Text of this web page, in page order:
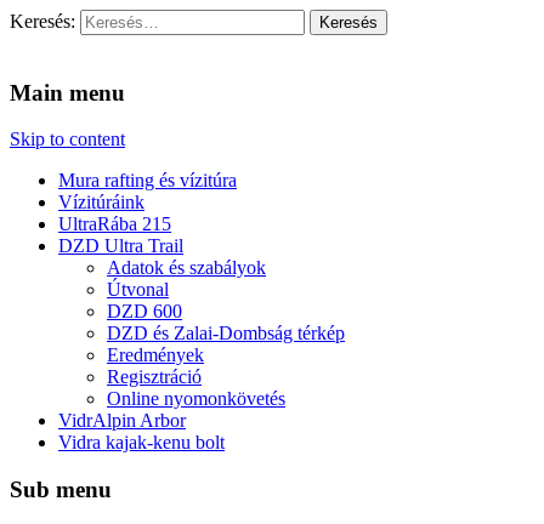
Keresés:
Main menu
Skip to content
Mura rafting és vízitúra
Vízitúráink
UltraRába 215
DZD Ultra Trail
Adatok és szabályok
Útvonal
DZD 600
DZD és Zalai-Dombság térkép
Eredmények
Regisztráció
Online nyomonkövetés
VidrAlpin Arbor
Vidra kajak-kenu bolt
Sub menu